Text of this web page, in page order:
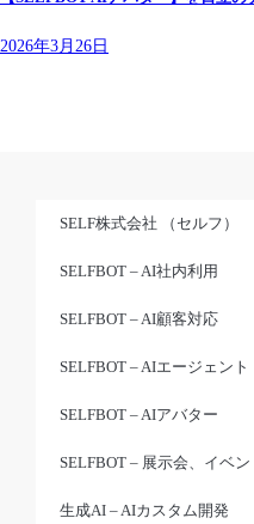
2026年3月26日
SELF株式会社 （セルフ）
SELFBOT – AI社内利用
SELFBOT – AI顧客対応
SELFBOT – AIエージェント
SELFBOT – AIアバター
SELFBOT – 展示会、イベン
生成AI – AIカスタム開発